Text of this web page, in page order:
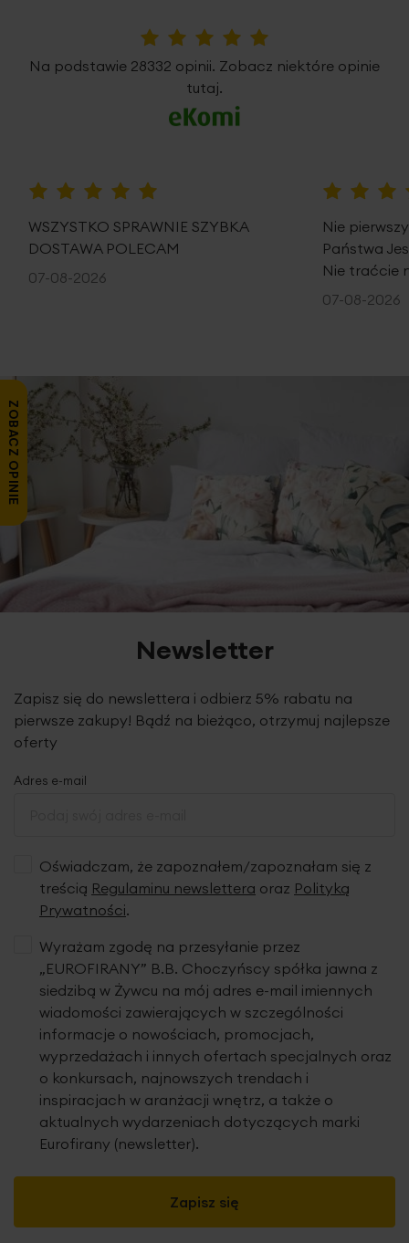
Na podstawie 28332 opinii. Zobacz niektóre opinie
tutaj.
WSZYSTKO SPRAWNIE SZYBKA
DOSTAWA POLECAM
07-08-2026
Nie
Państwa
Nie traćcie
07-08-2026
Newsletter
Zapisz się do newslettera i odbierz 5% rabatu na
pierwsze zakupy! Bądź na bieżąco, otrzymuj najlepsze
oferty
Adres e-mail
Oświadczam, że zapoznałem/zapoznałam się z
treścią Regulaminu newslettera oraz Polityką
Prywatności.
Zapisz się
Wyrażam zgodę na przesyłanie przez
„EUROFIRANY” B.B. Choczyńscy spółka jawna z
siedzibą w Żywcu na mój adres e-mail imiennych
wiadomości zawierających w szczególności
informacje o nowościach, promocjach,
wyprzedażach i innych ofertach specjalnych oraz
o konkursach, najnowszych trendach i
inspiracjach w aranżacji wnętrz, a także o
aktualnych wydarzeniach dotyczących marki
Eurofirany (newsletter).
ZOBACZ OPINIE